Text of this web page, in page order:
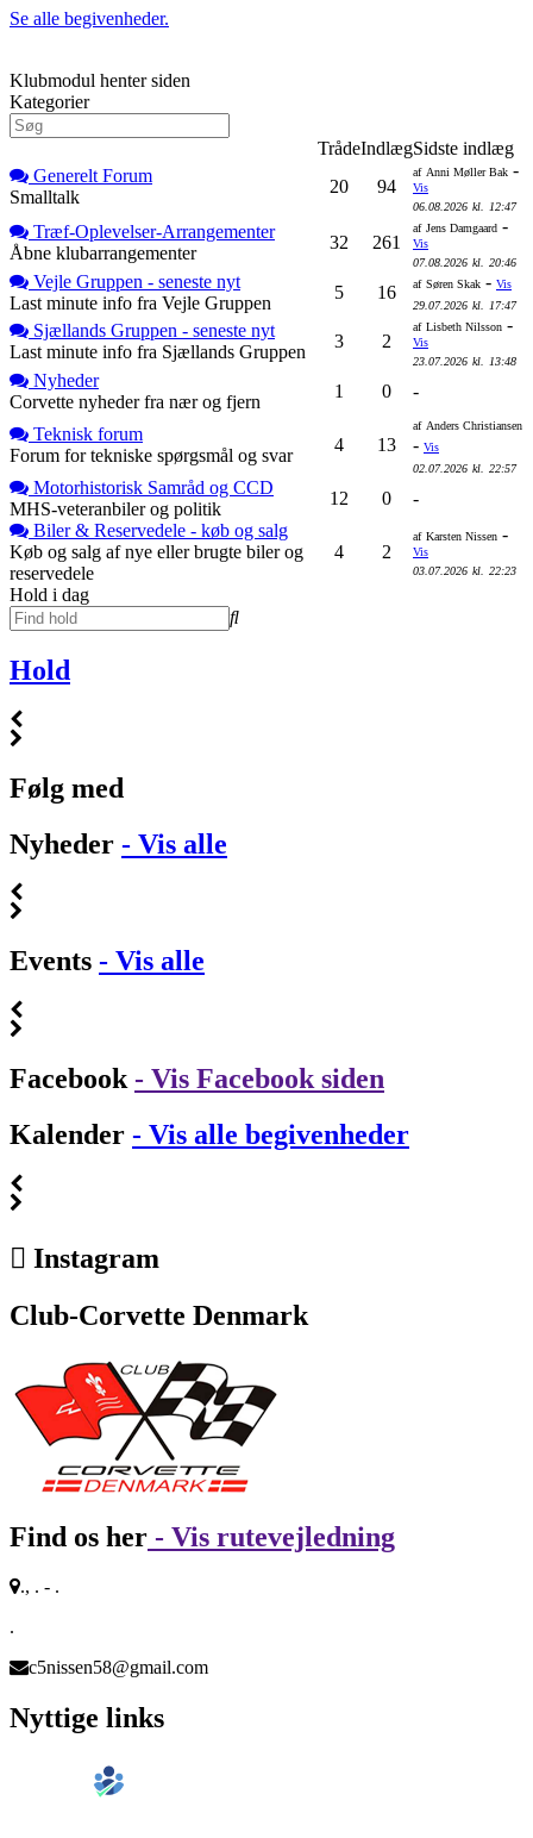
Se alle begivenheder.
Klubmodul henter siden
Kategorier
TrådeIndlægSidste indlæg
Generelt Forum
Smalltalk
20 94
af Anni Møller Bak -
Vis
06.08.2026 kl. 12:47
Træf-Oplevelser-Arrangementer
Åbne klubarrangementer
32 261
af Jens Damgaard -
Vis
07.08.2026 kl. 20:46
Vejle Gruppen - seneste nyt
Last minute info fra Vejle Gruppen
5 16 af Søren Skak - Vis
29.07.2026 kl. 17:47
Sjællands Gruppen - seneste nyt
Last minute info fra Sjællands Gruppen
3 2
af Lisbeth Nilsson -
Vis
23.07.2026 kl. 13:48
Nyheder
Corvette nyheder fra nær og fjern
1 0 -
Teknisk forum
Forum for tekniske spørgsmål og svar
4 13
af Anders Christiansen
- Vis
02.07.2026 kl. 22:57
Motorhistorisk Samråd og CCD
MHS-veteranbiler og politik
12 0
-
Biler & Reservedele - køb og salg
Køb og salg af nye eller brugte biler og
reservedele
4 2
af Karsten Nissen -
Vis
03.07.2026 kl. 22:23
Hold i dag
Hold
Følg med
Nyheder - Vis alle
Events - Vis alle
Facebook - Vis Facebook siden
Kalender - Vis alle begivenheder
Instagram
Club-Corvette Denmark
Find os her - Vis rutevejledning
., . - .
.
c5nissen58@gmail.com
Nyttige links